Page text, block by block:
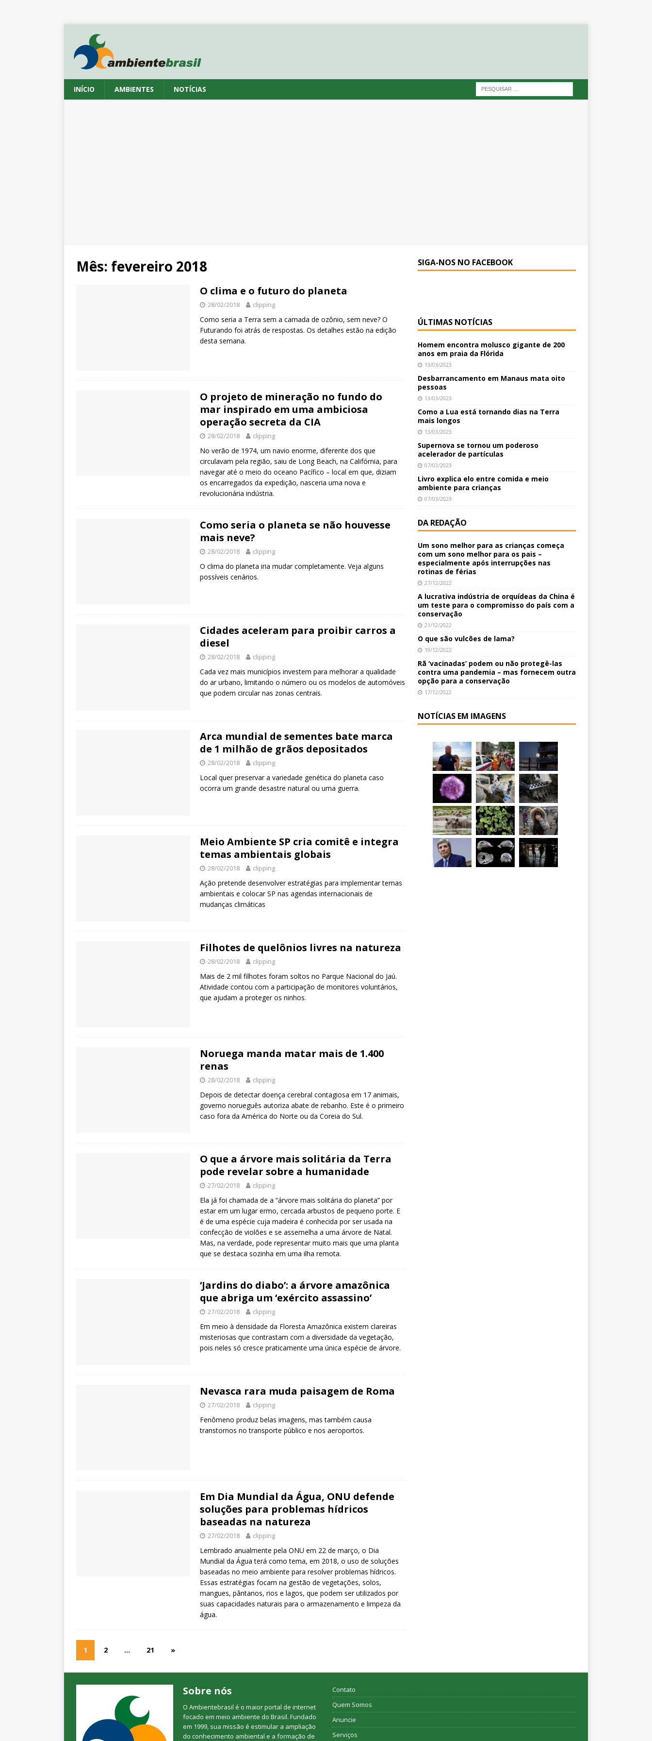
INÍCIO AMBIENTES NOTÍCIAS
Mês: fevereiro 2018
O clima e o futuro do planeta
28/02/2018 clipping
Como seria a Terra sem a camada de ozônio, sem neve? O
Futurando foi atrás de respostas. Os detalhes estão na edição
desta semana.
O projeto de mineração no fundo do
mar inspirado em uma ambiciosa
operação secreta da CIA
28/02/2018 clipping
No verão de 1974, um navio enorme, diferente dos que
circulavam pela região, saiu de Long Beach, na Califórnia, para
navegar até o meio do oceano Pacífico – local em que, diziam
os encarregados da expedição, nasceria uma nova e
revolucionária indústria.
Como seria o planeta se não houvesse
mais neve?
28/02/2018 clipping
O clima do planeta iria mudar completamente. Veja alguns
possíveis cenários.
Cidades aceleram para proibir carros a
diesel
28/02/2018 clipping
Cada vez mais municípios investem para melhorar a qualidade
do ar urbano, limitando o número ou os modelos de automóveis
que podem circular nas zonas centrais.
Arca mundial de sementes bate marca
de 1 milhão de grãos depositados
28/02/2018 clipping
Local quer preservar a variedade genética do planeta caso
ocorra um grande desastre natural ou uma guerra.
Meio Ambiente SP cria comitê e integra
temas ambientais globais
28/02/2018 clipping
Ação pretende desenvolver estratégias para implementar temas
ambientais e colocar SP nas agendas internacionais de
mudanças climáticas
Filhotes de quelônios livres na natureza
28/02/2018 clipping
Mais de 2 mil filhotes foram soltos no Parque Nacional do Jaú.
Atividade contou com a participação de monitores voluntários,
que ajudam a proteger os ninhos.
Noruega manda matar mais de 1.400
renas
28/02/2018 clipping
Depois de detectar doença cerebral contagiosa em 17 animais,
governo norueguês autoriza abate de rebanho. Este é o primeiro
caso fora da América do Norte ou da Coreia do Sul.
O que a árvore mais solitária da Terra
pode revelar sobre a humanidade
27/02/2018 clipping
Ela já foi chamada de a “árvore mais solitária do planeta” por
estar em um lugar ermo, cercada arbustos de pequeno porte. E
é de uma espécie cuja madeira é conhecida por ser usada na
confecção de violões e se assemelha a uma árvore de Natal.
Mas, na verdade, pode representar muito mais que uma planta
que se destaca sozinha em uma ilha remota.
‘Jardins do diabo’: a árvore amazônica
que abriga um ‘exército assassino’
27/02/2018 clipping
Em meio à densidade da Floresta Amazônica existem clareiras
misteriosas que contrastam com a diversidade da vegetação,
pois neles só cresce praticamente uma única espécie de árvore.
Nevasca rara muda paisagem de Roma
27/02/2018 clipping
Fenômeno produz belas imagens, mas também causa
transtornos no transporte público e nos aeroportos.
Em Dia Mundial da Água, ONU defende
soluções para problemas hídricos
baseadas na natureza
27/02/2018 clipping
Lembrado anualmente pela ONU em 22 de março, o Dia
Mundial da Água terá como tema, em 2018, o uso de soluções
baseadas no meio ambiente para resolver problemas hídricos.
Essas estratégias focam na gestão de vegetações, solos,
mangues, pântanos, rios e lagos, que podem ser utilizados por
suas capacidades naturais para o armazenamento e limpeza da
água.
1 2 … 21 »
SIGA-NOS NO FACEBOOK
ÚLTIMAS NOTÍCIAS
Homem encontra molusco gigante de 200
anos em praia da Flórida
13/03/2023
Desbarrancamento em Manaus mata oito
pessoas
13/03/2023
Como a Lua está tornando dias na Terra
mais longos
13/03/2023
Supernova se tornou um poderoso
acelerador de partículas
07/03/2023
Livro explica elo entre comida e meio
ambiente para crianças
07/03/2023
DA REDAÇÃO
Um sono melhor para as crianças começa
com um sono melhor para os pais –
especialmente após interrupções nas
rotinas de férias
27/12/2022
A lucrativa indústria de orquídeas da China é
um teste para o compromisso do país com a
conservação
21/12/2022
O que são vulcões de lama?
19/12/2022
Rã ‘vacinadas’ podem ou não protegê-las
contra uma pandemia – mas fornecem outra
opção para a conservação
17/12/2022
NOTÍCIAS EM IMAGENS
Sobre nós
O Ambientebrasil é o maior portal de internet
focado em meio ambiente do Brasil. Fundado
em 1999, sua missão é estimular a ampliação
do conhecimento ambiental e a formação de
Contato
Quem Somos
Anuncie
Serviços